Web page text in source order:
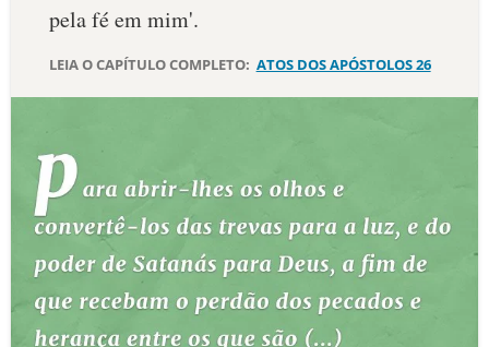
DEVOCIONAL DIÁRIO
ESBOÇOS DE PREGAÇÃO
TEMAS
PERGUNTE À BÍBLIA IA
pela fé em mim'.
LEIA O CAPÍTULO COMPLETO: ATOS DOS APÓSTOLOS 26